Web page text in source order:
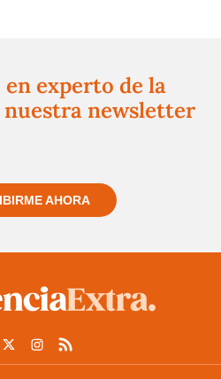
experto de la
newsletter
AHORA